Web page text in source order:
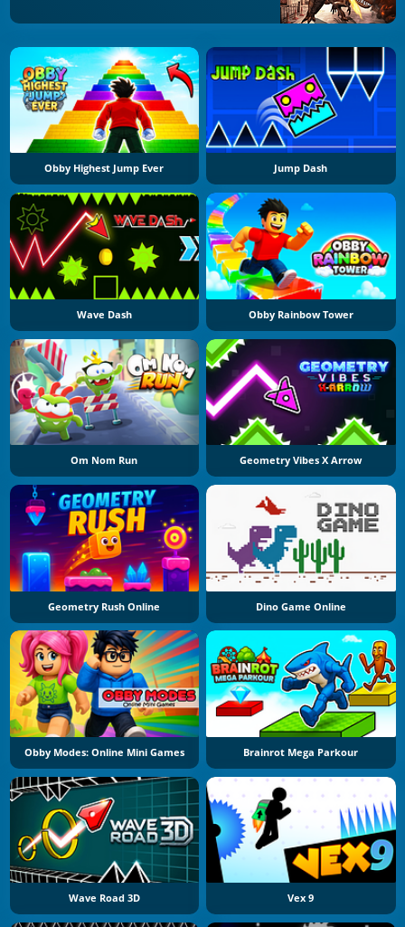
Obby Highest Jump Ever Jump Dash
Wave Dash Obby Rainbow Tower
Om Nom Run Geometry Vibes X Arrow
Geometry Rush Online Dino Game Online
Obby Modes: Online Mini Games Brainrot Mega Parkour
Wave Road 3D Vex 9